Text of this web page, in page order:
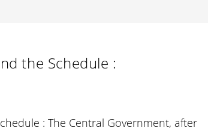
the Schedule :
: The Central Government, after